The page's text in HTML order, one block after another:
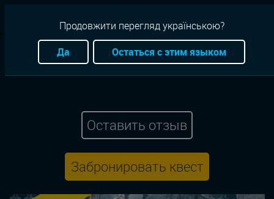
Львов Следствие
Детектив
EscapeQuest Lviv
Шерлок
Оставить отзыв
Забронировать квест
Продовжити перегляд українською?
Да
Остаться с этим языком